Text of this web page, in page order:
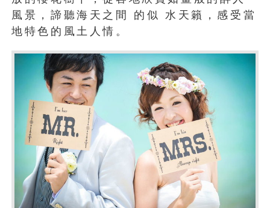
風景，諦聽海天之間 的似 水天籟，感受當
地特色的風土人情。